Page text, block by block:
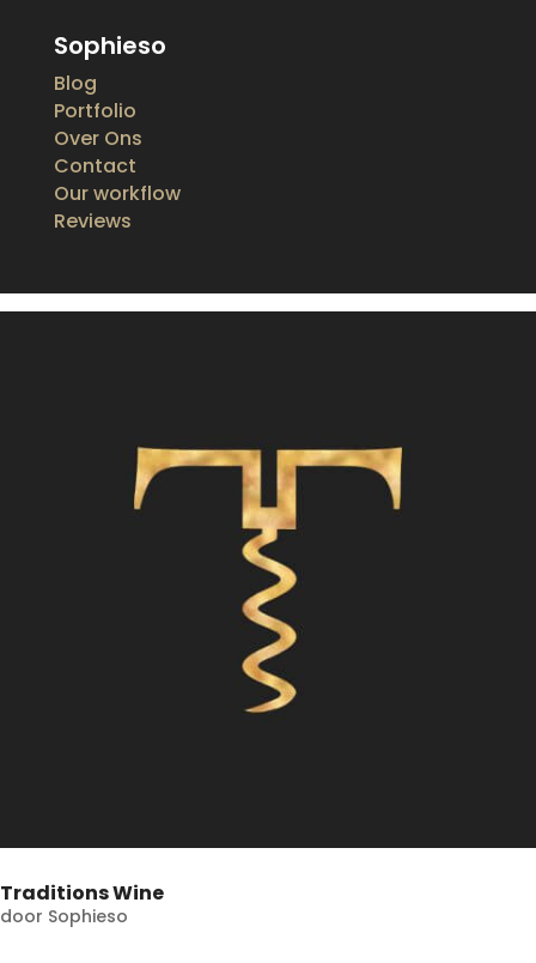
Sophieso
Blog
Portfolio
Over Ons
Contact
Our workflow
Reviews
Traditions Wine
door Sophieso